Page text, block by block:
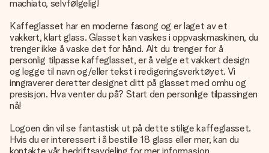
machiato, selvfølgelig!
Kaffeglasset har en moderne fasong og er laget av et
vakkert, klart glass. Glasset kan vaskes i oppvaskmaskinen, du
trenger ikke å vaske det for hånd. Alt du trenger for å
personlig tilpasse kaffeglasset, er å velge et vakkert design
og legge til navn og/eller tekst i redigeringsverktøyet. Vi
inngraverer deretter designet ditt på glasset med omhu og
presisjon. Hva venter du på? Start den personlige tilpassingen
nå!
Logoen din vil se fantastisk ut på dette stilige kaffeglasset.
Hvis du er interessert i å bestille 18 glass eller mer, kan du